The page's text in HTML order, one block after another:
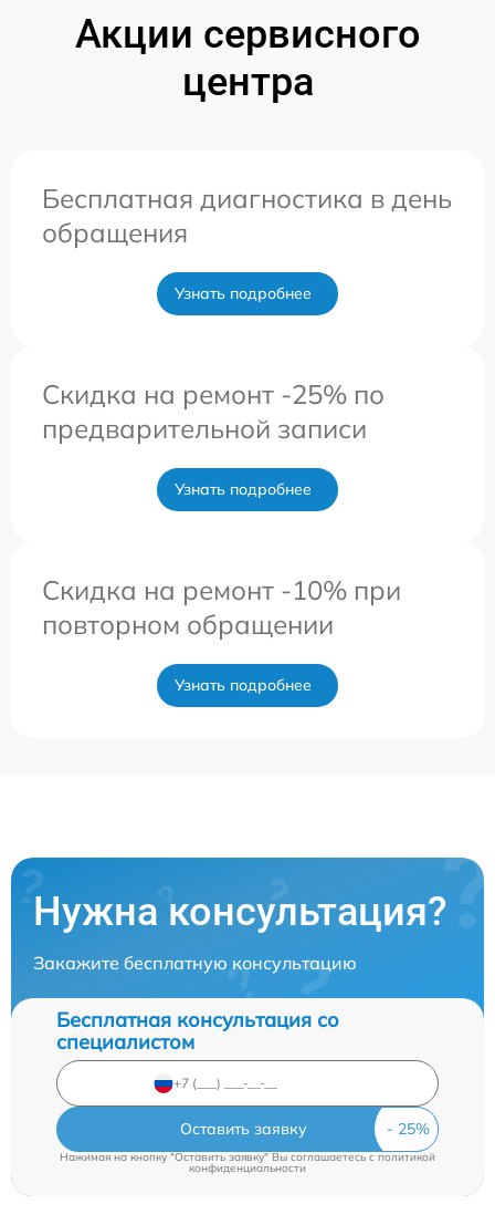
Акции сервисного
центра
Бесплатная диагностика в день
обращения
Узнать подробнее
Скидка на ремонт -25% по
предварительной записи
Узнать подробнее
Скидка на ремонт -10% при
повторном обращении
Узнать подробнее
Нужна консультация?
Закажите бесплатную консультацию
Бесплатная консультация со
специалистом
Оставить заявку
Нажимая на кнопку "Оставить заявку" Вы соглашаетесь cполитикой
конфиденциальности